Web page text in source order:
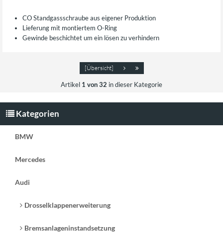
CO Standgassschraube aus eigener Produktion
Lieferung mit montiertem O-Ring
Gewinde beschichtet um ein lösen zu verhindern
[Übersicht]
Artikel 1 von 32 in dieser Kategorie
Kategorien
BMW
Mercedes
Audi
Drosselklappenerweiterung
Bremsanlageninstandsetzung